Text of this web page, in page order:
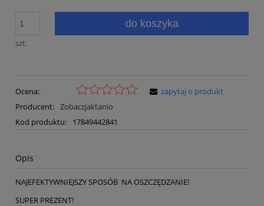
szt.
do koszyka
Ocena:
Producent: Zobaczjaktanio
Kod produktu:
17849442841
zapytaj o produkt
Opis
NAJEFEKTYWNIEJSZY SPOSÓB NA OSZCZĘDZANIE!
SUPER PREZENT!